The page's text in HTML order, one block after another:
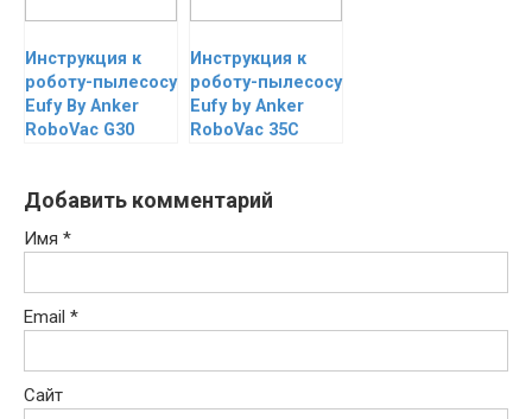
Инструкция к
роботу-пылесосу
Eufy By Anker
RoboVac G30
Инструкция к
роботу-пылесосу
Eufy by Anker
RoboVac 35C
Добавить комментарий
Имя *
Email *
Сайт